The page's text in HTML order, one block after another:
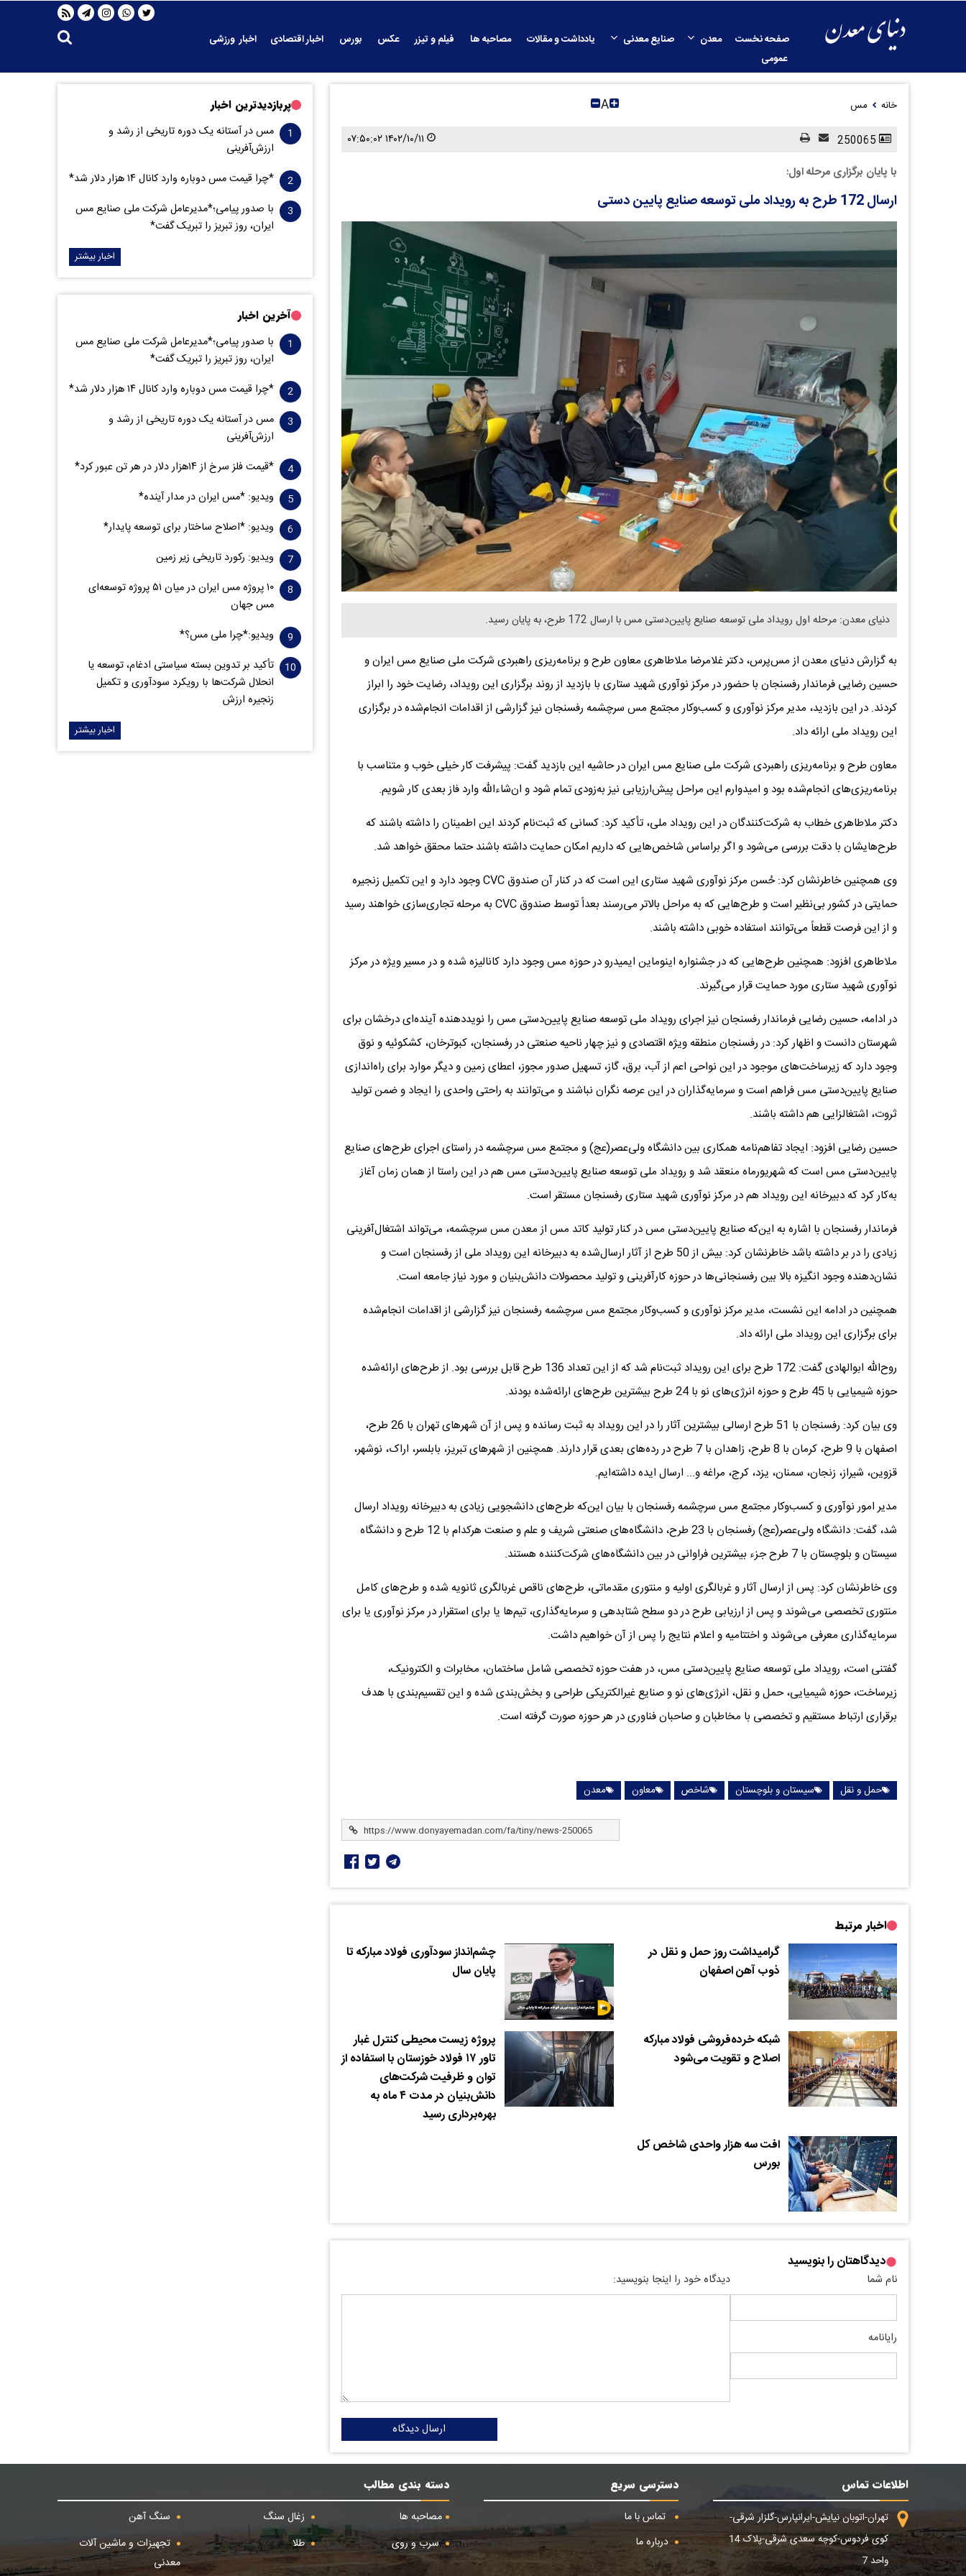
صفحه نخست معدن صنایع معدنی یادداشت و مقالات مصاحبه ها فیلم و تیزر عکس بورس اخبار اقتصادی
اخبار ورزشی
عمومی
خانه مس A
۱۴۰۲/۱۰/۱۱ ۰۷:۵۰:۰۲
با پایان برگزاری مرحله اول؛
ارسال 172 طرح به رویداد ملی توسعه صنایع پایین دستی
دنیای معدن: مرحله اول رویداد ملی توسعه صنایع پایین‌دستی مس با ارسال 172 طرح، به پایان رسید.
به گزارش دنیای معدن از مس‌پرس، دکتر غلامرضا ملاطاهری معاون طرح و برنامه‌ریزی راهبردی شرکت ملی صنایع مس ایران و
حسین رضایی فرماندار رفسنجان با حضور در مرکز نوآوری شهید ستاری با بازدید از روند برگزاری این رویداد، رضایت خود را ابراز
کردند. در این بازدید، مدیر مرکز نوآوری و کسب‌و‌کار مجتمع مس سرچشمه رفسنجان نیز گزارشی از اقدامات انجام‌شده در برگزاری
این رویداد ملی ارائه داد.
معاون طرح و برنامه‌ریزی راهبردی شرکت ملی صنایع مس ایران در حاشیه این بازدید گفت: پیشرفت کار خیلی خوب و متناسب با
برنامه‌ریزی‌های انجام‌شده بود و امیدوارم این مراحل پیش‌ارزیابی نیز به‌زودی تمام شود و ان‌شاءالله وارد فاز بعدی کار شویم.
دکتر ملاطاهری خطاب به شرکت‌کنندگان در این رویداد ملی، تأکید کرد: کسانی که ثبت‌نام کردند این اطمینان را داشته باشند که
طرح‌هایشان با دقت بررسی می‌شود و اگر براساس شاخص‌هایی که داریم امکان حمایت داشته باشند حتما محقق خواهد شد.
وی همچنین خاطرنشان کرد: حُسن مرکز نوآوری شهید ستاری این است که در کنار آن صندوق CVC وجود دارد و این تکمیل زنجیره
حمایتی در کشور بی‌نظیر است و طرح‌هایی که به مراحل بالاتر می‌رسند بعداً توسط صندوق CVC به مرحله تجاری‌سازی خواهند رسید
و از این فرصت قطعاً می‌توانند استفاده خوبی داشته باشند.
ملاطاهری افزود: همچنین طرح‌هایی که در جشنواره اینوماین ایمیدرو در حوزه مس وجود دارد کانالیزه شده و در مسیر ویژه در مرکز
نوآوری شهید ستاری مورد حمایت قرار می‌گیرند.
در ادامه، حسین رضایی فرماندار رفسنجان نیز اجرای رویداد ملی توسعه صنایع پایین‌دستی مس را نویددهنده آینده‌ای درخشان برای
شهرستان دانست و اظهار کرد: در رفسنجان منطقه ویژه اقتصادی و نیز چهار ناحیه صنعتی در رفسنجان، کبوترخان، کشکوئیه و نوق
وجود دارد که زیرساخت‌های موجود در این نواحی اعم از آب، برق، گاز، تسهیل صدور مجوز، اعطای زمین و دیگر موارد برای راه‌اندازی
صنایع پایین‌دستی مس فراهم است و سرمایه‌گذاران در این عرصه نگران نباشند و می‌توانند به راحتی واحدی را ایجاد و ضمن تولید
ثروت، اشتغالزایی هم داشته باشند.
حسین رضایی افزود: ایجاد تفاهم‌نامه همکاری بین دانشگاه ولی‌عصر(عج) و مجتمع مس سرچشمه در راستای اجرای طرح‌های صنایع
پایین‌دستی مس است که شهریورماه منعقد شد و رویداد ملی توسعه صنایع پایین‌دستی مس هم در این راستا از همان زمان آغاز
به‌کار کرد که دبیرخانه این رویداد هم در مرکز نوآوری شهید ستاری رفسنجان مستقر است.
فرماندار رفسنجان با اشاره به این‌که صنایع پایین‌دستی مس در کنار تولید کاتد مس از معدن مس سرچشمه، می‌تواند اشتغال‌آفرینی
زیادی را در بر داشته باشد خاطرنشان کرد: بیش از 50 طرح از آثار ارسال‌شده به دبیرخانه این رویداد ملی از رفسنجان است و
نشان‌دهنده وجود انگیزه بالا بین رفسنجانی‌ها در حوزه کارآفرینی و تولید محصولات دانش‌بنیان و مورد نیاز جامعه است.
همچنین در ادامه این نشست، مدیر مرکز نوآوری و کسب‌و‌کار مجتمع مس سرچشمه رفسنجان نیز گزارشی از اقدامات انجام‌شده
برای برگزاری این رویداد ملی ارائه داد.
روح‌الله ابوالهادی گفت: 172 طرح برای این رویداد ثبت‌نام شد که از این تعداد 136 طرح قابل بررسی بود. از طرح‌های ارائه‌شده
حوزه شیمیایی با 45 طرح و حوزه انرژی‌های نو با 24 طرح بیشترین طرح‌های ارائه‌شده بودند.
وی بیان کرد: رفسنجان با 51 طرح ارسالی بیشترین آثار را در این رویداد به ثبت رسانده و پس از آن شهرهای تهران با 26 طرح،
اصفهان با 9 طرح، کرمان با 8 طرح، زاهدان با 7 طرح در رده‌های بعدی قرار دارند. همچنین از شهرهای تبریز، بابلسر، اراک، نوشهر،
قزوین، شیراز، زنجان، سمنان، یزد، کرج، مراغه و... ارسال ایده داشته‌ایم.
مدیر امور نوآوری و کسب‌و‌کار مجتمع مس سرچشمه رفسنجان با بیان این‌که طرح‌های دانشجویی زیادی به دبیرخانه رویداد ارسال
شد، گفت: دانشگاه ولی‌عصر(عج) رفسنجان با 23 طرح، دانشگاه‌های صنعتی شریف و علم و صنعت هرکدام با 12 طرح و دانشگاه
سیستان و بلوچستان با 7 طرح جزء بیشترین فراوانی در بین دانشگاه‌های شرکت‌کننده هستند.
وی خاطرنشان کرد: پس از ارسال آثار و غربالگری اولیه و منتوری مقدماتی، طرح‌های ناقص غربالگری ثانویه شده و طرح‌های کامل
منتوری تخصصی می‌شوند و پس از ارزیابی طرح در دو سطح شتابدهی و سرمایه‌گذاری، تیم‌ها یا برای استقرار در مرکز نوآوری یا برای
سرمایه‌گذاری معرفی می‌شوند و اختتامیه و اعلام نتایج را پس از آن خواهیم داشت.
گفتنی است، رویداد ملی توسعه صنایع پایین‌دستی مس، در هفت حوزه تخصصی شامل ساختمان، مخابرات و الکترونیک،
زیرساخت، حوزه شیمیایی، حمل و نقل، انرژی‌های نو و صنایع غیرالکتریکی طراحی و بخش‌بندی شده و این تقسیم‌بندی با هدف
برقراری ارتباط مستقیم و تخصصی با مخاطبان و صاحبان فناوری در هر حوزه صورت گرفته است.
حمل و نقل سیستان و بلوچستان شاخص معاون معدن
اخبار مرتبط
گرامیداشت روز حمل و نقل در
ذوب آهن اصفهان
چشم‌انداز سودآوری فولاد مبارکه تا
پایان سال
شبکه خرده‌فروشی فولاد مبارکه
اصلاح و تقویت می‌شود
پروژه زیست محیطی کنترل غبار
تاور ۱۷ فولاد خوزستان با استفاده از
توان و ظرفیت شرکت‌های
دانش‌بنیان در مدت ۴ ماه به
بهره‌برداری رسید
افت سه هزار واحدی شاخص کل
بورس
دیدگاهتان را بنویسید
نام شما
رایانامه
دیدگاه خود را اینجا بنویسید:
ارسال دیدگاه
پربازدیدترین اخبار
مس در آستانه یک دوره تاریخی از رشد و
ارزش‌آفرینی
*چرا قیمت مس دوباره وارد کانال ۱۴ هزار دلار شد*
با صدور پیامی؛*مدیرعامل شرکت ملی صنایع مس
ایران، روز تبریز را تبریک گفت*
اخبار بیشتر
آخرین اخبار
با صدور پیامی؛*مدیرعامل شرکت ملی صنایع مس
ایران، روز تبریز را تبریک گفت*
*چرا قیمت مس دوباره وارد کانال ۱۴ هزار دلار شد*
مس در آستانه یک دوره تاریخی از رشد و
ارزش‌آفرینی
*قیمت فلز سرخ از ۱۴هزار دلار در هر تن عبور کرد*
ویدیو: *مس ایران در مدار آینده*
ویدیو: *اصلاح ساختار برای توسعه پایدار*
ویدیو: رکورد تاریخی زیر زمین
۱۰ پروژه مس ایران در میان ۵۱ پروژه توسعه‌ای
مس جهان
ویدیو:*چرا ملی مس؟*
تأکید بر تدوین بسته سیاستی ادغام، توسعه یا
انحلال شرکت‌ها با رویکرد سودآوری و تکمیل
زنجیره ارزش
اخبار بیشتر
اطلاعات تماس
تهران-اتوبان نیایش-ایرانپارس-گلزار شرقی-
کوی فردوس-کوچه سعدی شرقی-پلاک 14
واحد 7
دسترسی سریع
تماس با ما
درباره ما
دسته بندی مطالب
مصاحبه ها
زغال سنگ
سنگ آهن
سرب و روی
طلا
تجهیزات و ماشین آلات
معدنی